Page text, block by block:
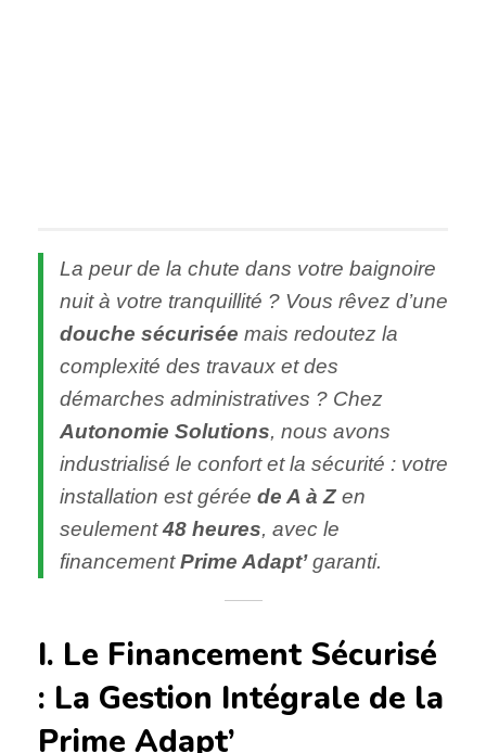
La peur de la chute dans votre baignoire
nuit à votre tranquillité ? Vous rêvez d’une
douche sécurisée mais redoutez la
complexité des travaux et des
démarches administratives ? Chez
Autonomie Solutions, nous avons
industrialisé le confort et la sécurité : votre
installation est gérée de A à Z en
seulement48 heures, avec le
financementPrime Adapt’garanti.
I. Le Financement Sécurisé
: La Gestion Intégrale de la
Prime Adapt’